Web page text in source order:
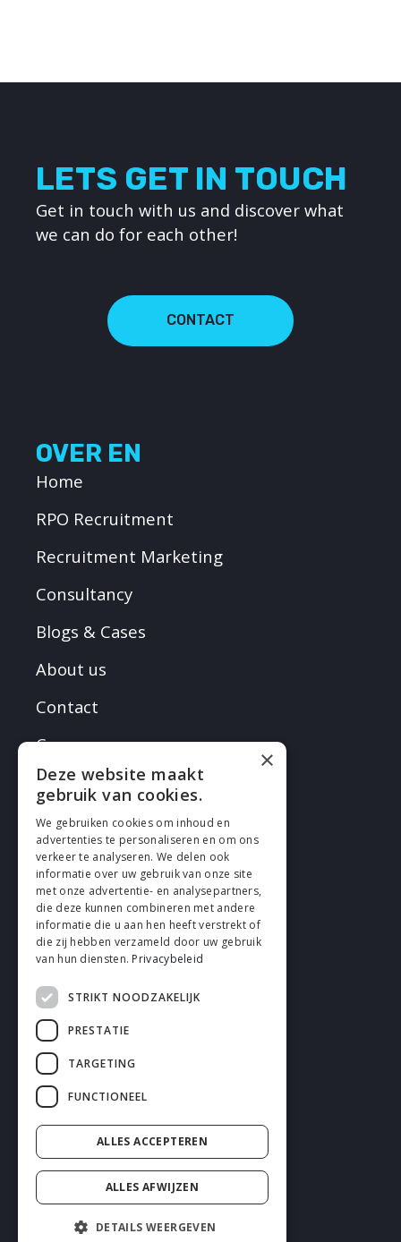
LETS GET IN TOUCH
Get in touch with us and discover what
we can do for each other!
CONTACT
OVER EN
Home
RPO Recruitment
Recruitment Marketing
Consultancy
Blogs & Cases
About us
Contact
Careers
FOLLOW EN
2026 enhrsolutions.com
Cookies
Privacy
Disclaimer
General terms and conditions
×
Deze website maakt
gebruik van cookies.
We gebruiken cookies om inhoud en
advertenties te personaliseren en om ons
verkeer te analyseren. We delen ook
informatie over uw gebruik van onze site
met onze advertentie- en analysepartners,
die deze kunnen combineren met andere
informatie die u aan hen heeft verstrekt of
die zij hebben verzameld door uw gebruik
van hun diensten. Privacybeleid
STRIKT NOODZAKELIJK
PRESTATIE
TARGETING
FUNCTIONEEL
ALLES ACCEPTEREN
ALLES AFWIJZEN
DETAILS WEERGEVEN